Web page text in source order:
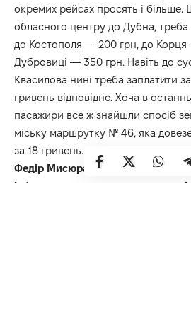
окремих рейсах просять і
обласного центру до Дубна, треба
до Костополя — 200 грн, до Корця
Дубровиці — 350 грн. Навіть до
Квасилова нині треба заплатити
гривень відповідно. Хоча в
пасажири все ж знайшли спосіб
міську маршрутку № 46, яка
за 18 гривень.
Федір Мисюра, начальник
інфраструктури та промисловості: